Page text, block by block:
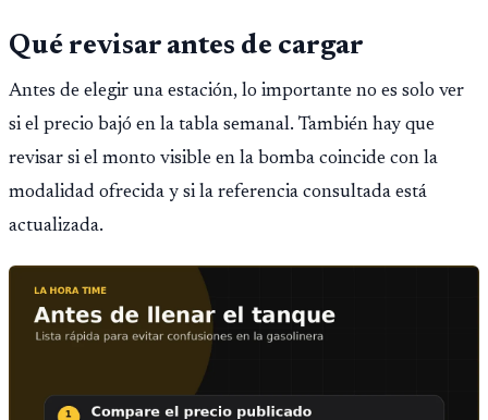
Qué revisar antes de cargar
Antes de elegir una estación, lo importante no es solo ver
si el precio bajó en la tabla semanal. También hay que
revisar si el monto visible en la bomba coincide con la
modalidad ofrecida y si la referencia consultada está
actualizada.